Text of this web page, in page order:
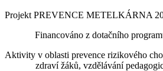
Projekt PREVENCE METELKÁRNA
Financováno z dotačního
Aktivity v oblasti prevence rizikového
zdraví žáků, vzdělávání